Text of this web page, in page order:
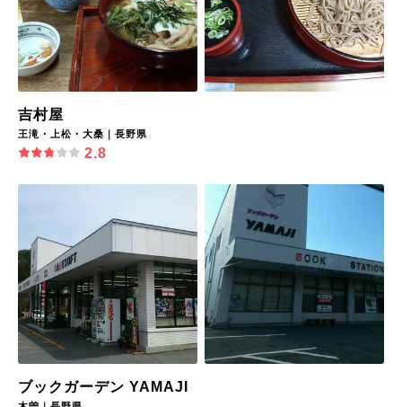
吉村屋
王滝・上松・大桑｜長野県
2.8
ブックガーデン YAMAJI